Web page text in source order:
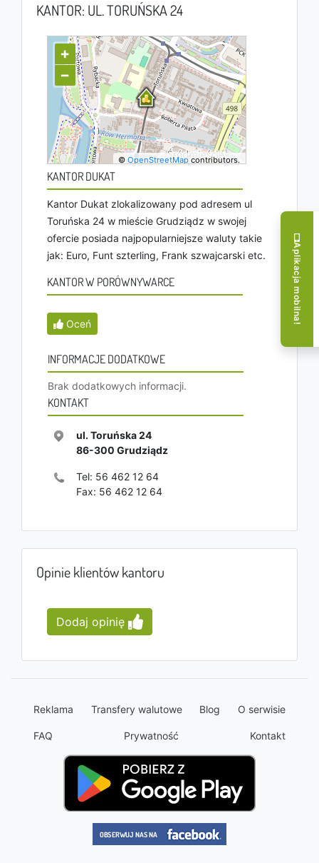
KANTOR: UL. TORUŃSKA 24
+
−
©OpenStreetMap contributors.
KANTOR DUKAT
Kantor Dukat zlokalizowany pod adresem ul
Toruńska 24 w mieście Grudziądz w swojej
ofercie posiada najpopularniejsze waluty takie
jak: Euro, Funt szterling, Frank szwajcarski etc.
KANTOR W PORÓWNYWARCE
Oceń
INFORMACJE DODATKOWE
Brak dodatkowych informacji.
KONTAKT
ul. Toruńska 24
86-300 Grudziądz
Tel: 56 462 12 64
Fax: 56 462 12 64
Opinie klientów kantoru
Dodaj opinię
Reklama Transfery walutowe Blog O serwisie
FAQ Prywatność Kontakt
Aplikacja mobilna!